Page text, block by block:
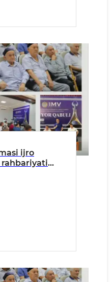
ijro